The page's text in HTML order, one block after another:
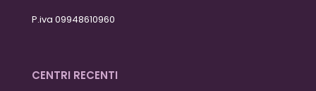
P.iva 09948610960
CENTRI RECENTI